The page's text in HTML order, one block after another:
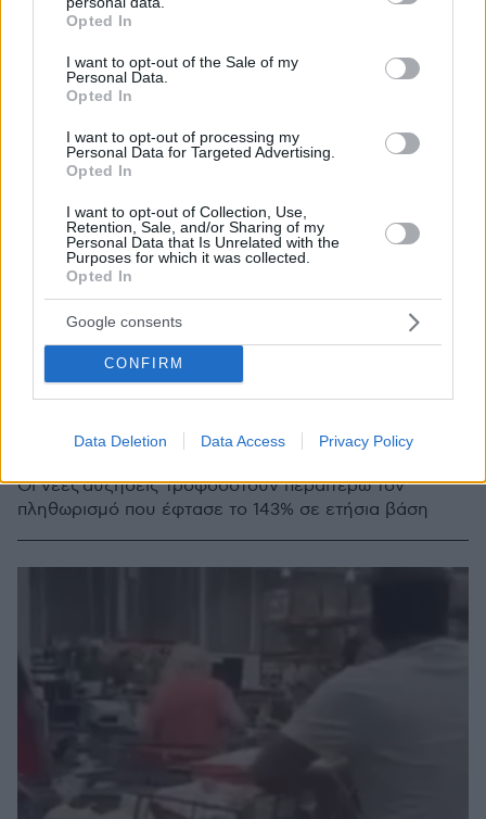
grant or deny consent to Google and its third-party tags to
use your data for below specified purposes in below Google
consent section.
Opted In
I want to opt-out of the Sale of my
Personal Data.
Opted In
I want to opt-out of processing my
Personal Data for Targeted Advertising.
Opted In
I want to opt-out of Collection, Use,
Retention, Sale, and/or Sharing of my
Personal Data that Is Unrelated with the
Purposes for which it was collected.
Opted In
Google consents
CONFIRM
Data Deletion Data Access Privacy Policy
μετά την εκλογή Μιλέι - «Ζητούν να μοιράσουμε το ένα
Οι νέες αυξήσεις τροφοδοτούν περαιτέρω τον
πληθωρισμό που έφτασε το 143% σε ετήσια βάση
24.11.2023, 12:45 4